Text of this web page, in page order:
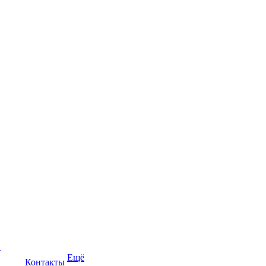
Контакты Ещё